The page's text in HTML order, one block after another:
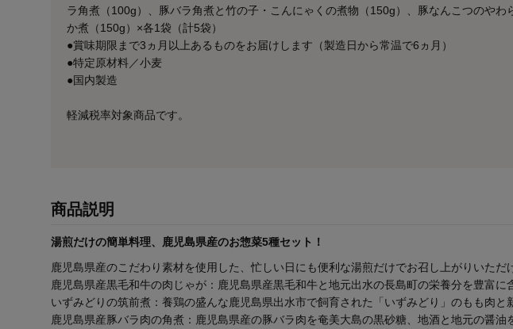
ラ角煮（100g）、豚バラ角煮と竹の子・こんにゃくの煮物（150g）、豚なんこつのやわ
か煮（150g）×各1袋（計5袋）
●賞味期限まで3ヵ月以上あるものをお届けします（製造日から常温で6ヵ月）
●特定原材料／小麦
●国内製造
軽減税率対象商品です。
商品説明
湯煎だけの簡単料理、鹿児島県産のお惣菜5種セット！
鹿児島県産のこだわり素材を使用した、忙しい日にも便利な湯煎だけでお召し上がりいただ
鹿児島県産黒毛和牛の肉じゃが：鹿児島県産黒毛和牛と地元出水の長島町の栄養分を豊富
いずみどりの筑前煮：養鶏の盛んな鹿児島県出水市で飼育された「いずみどり」のもも肉と
鹿児島県産豚バラ肉の角煮：鹿児島県産の豚バラ肉を奄美大島の黒砂糖、地酒と地元の醤